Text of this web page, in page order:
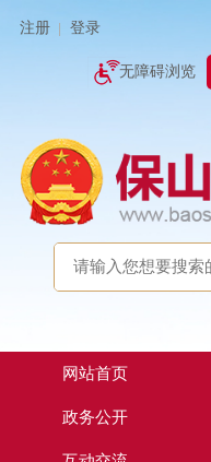
注册 登录
无障碍浏览
网站首页
政务公开